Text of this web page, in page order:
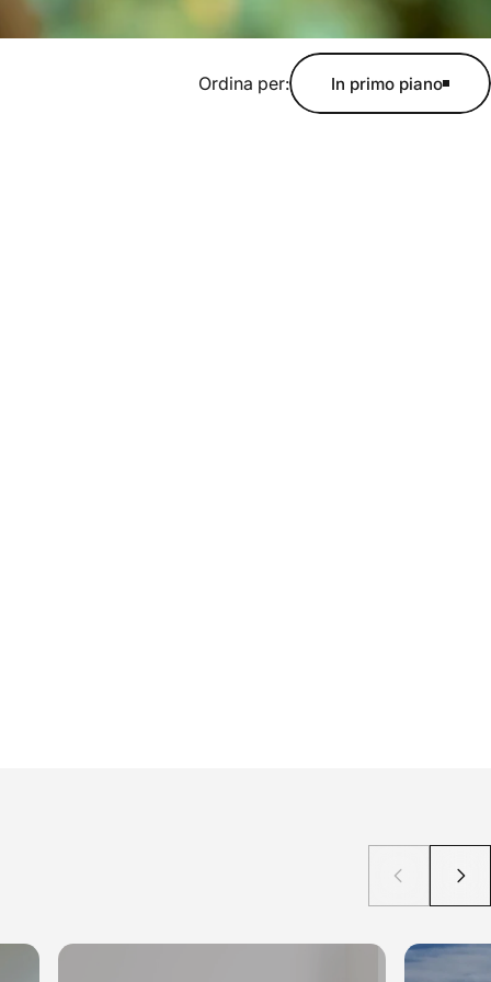
Ordina per: In primo piano